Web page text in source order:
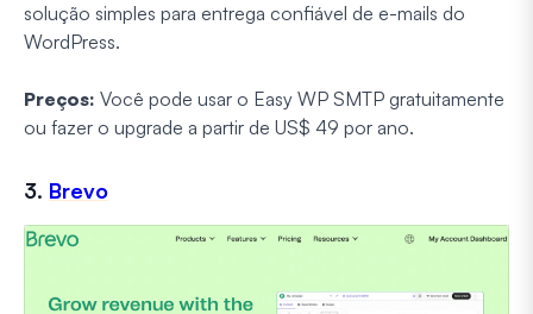
solução simples para entrega confiável de e-mails do
WordPress.
Preços: Você pode usar o Easy WP SMTP gratuitamente
ou fazer o upgrade a partir de US$ 49 por ano.
3. Brevo